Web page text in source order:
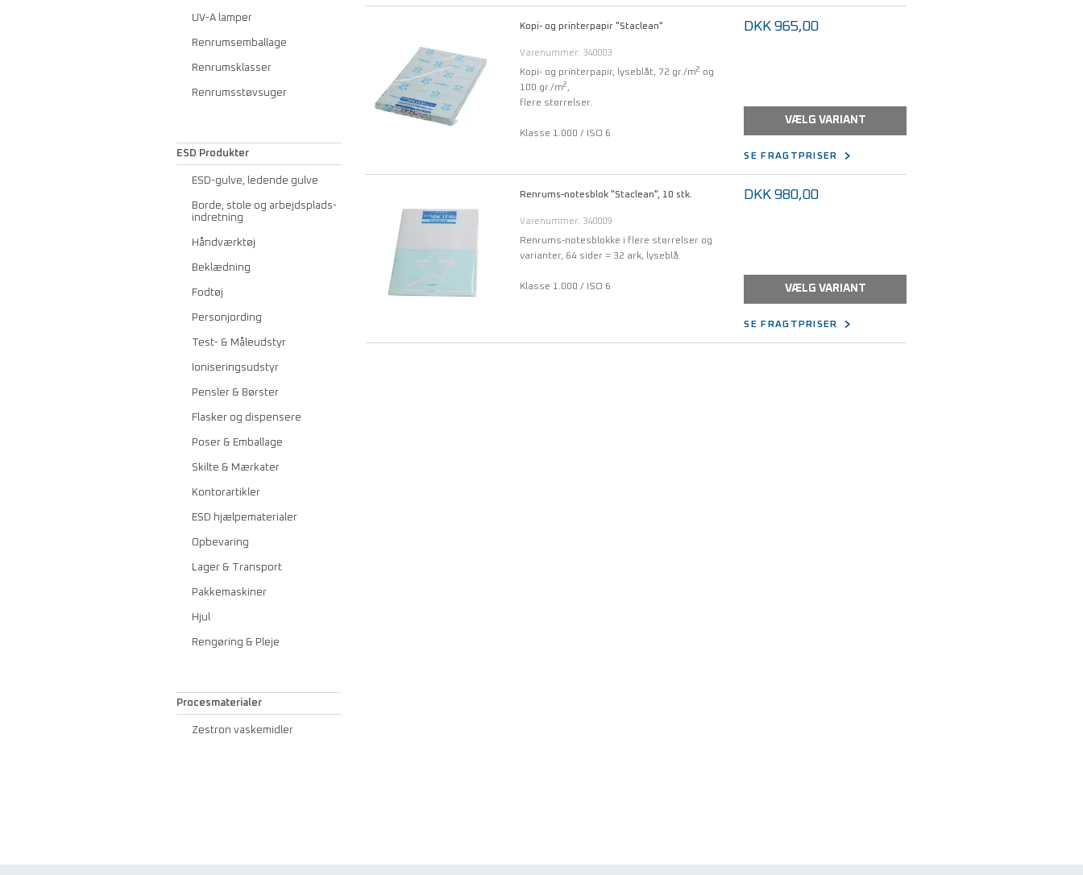
UV-A lamper
Renrumsemballage
Renrumsklasser
Renrumsstøvsuger
ESD Produkter
ESD-gulve, ledende gulve
Borde, stole og arbejdsplads-
indretning
Håndværktøj
Beklædning
Fodtøj
Personjording
Test- & Måleudstyr
Ioniseringsudstyr
Pensler & Børster
Flasker og dispensere
Poser & Emballage
Skilte & Mærkater
Kontorartikler
ESD hjælpematerialer
Opbevaring
Lager & Transport
Pakkemaskiner
Hjul
Rengøring & Pleje
Procesmaterialer
Zestron vaskemidler
Kopi- og printerpapir "Staclean"
Varenummer: 340003
Kopi- og printerpapir, lyseblåt, 72 gr./m2 og
100 gr./m2 ,
flere størrelser.
Klasse 1.000 / ISO 6
DKK 965,00
VÆLG VARIANT
SE FRAGTPRISER
Renrums-notesblok "Staclean", 10 stk.
Varenummer: 340009
Renrums-notesblokke i flere størrelser og
varianter, 64 sider = 32 ark, lyseblå.
Klasse 1.000 / ISO 6
DKK 980,00
VÆLG VARIANT
SE FRAGTPRISER